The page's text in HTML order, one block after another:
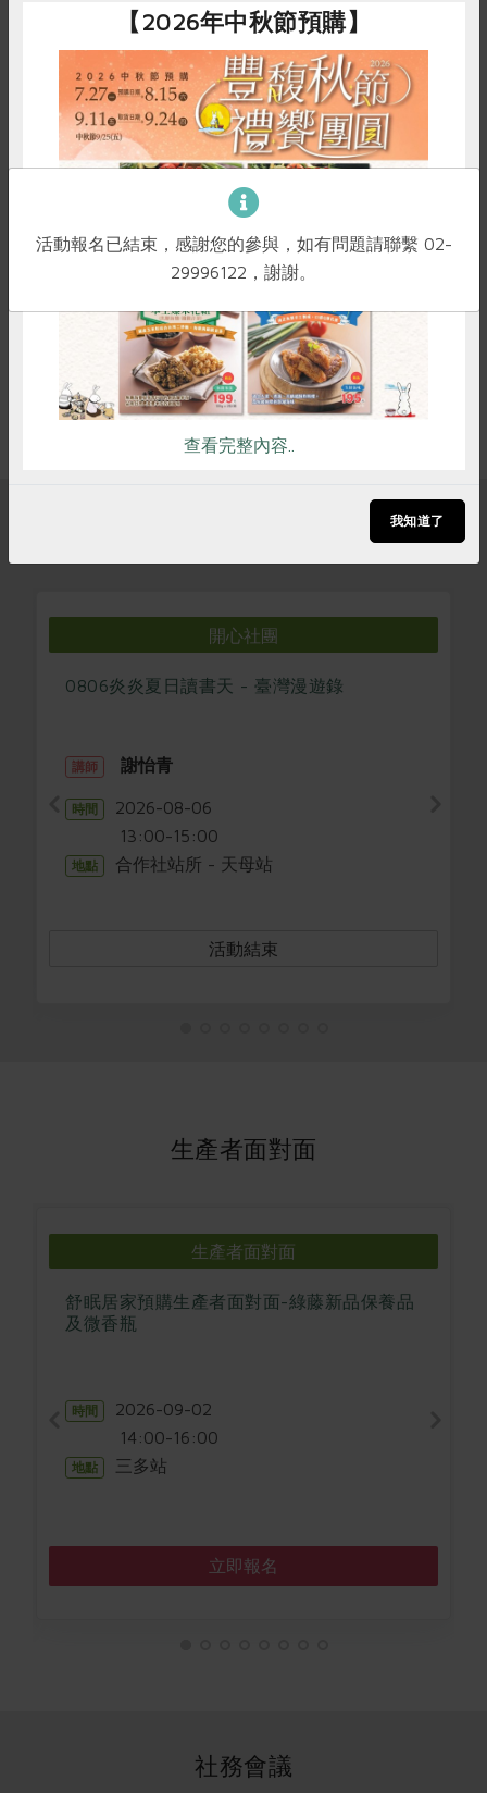
議題講座
兒福聯盟親職講座---《未來議會》桌遊體驗
講師 沈寶莉
地點 新竹站三樓教室
立即報名
開心社團
0806炎炎夏日讀書天 - 臺灣漫遊錄
講師 謝怡青
時間 2026-08-06
13:00-15:00
地點 合作社站所 - 天母站
活動結束
生產者面對面
生產者面對面
舒眠居家預購生產者面對面-綠藤新品保養品
及微香瓶
時間 2026-09-02
14:00-16:00
地點 三多站
立即報名
社務會議
食安 共同購買
【2026年中秋節預購】
查看完整內容..
我知道了
活動報名已結束，感謝您的參與，如有問題請聯繫 02-
29996122，謝謝。